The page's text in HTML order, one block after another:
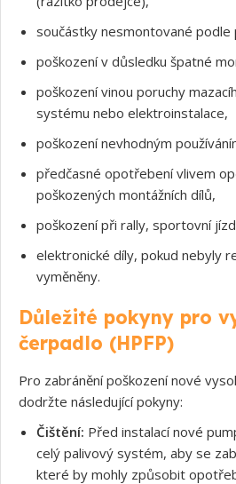
součástky nesmontované podle
poškození v důsledku špatné
poškození vinou poruchy
systému nebo elektroinstalace,
poškození nevhodným
předčasné opotřebení vlivem
poškozených montážních dílů,
poškození při rally, sportovní
elektronické díly, pokud nebyly
vyměněny.
Důležité pokyny pro
čerpadlo (HPFP)
Pro zabránění poškození nové
dodržte následující pokyny:
Čištění: Před instalací nové
celý palivový systém, aby se
které by mohly způsobit
Souhlasím s GDPR